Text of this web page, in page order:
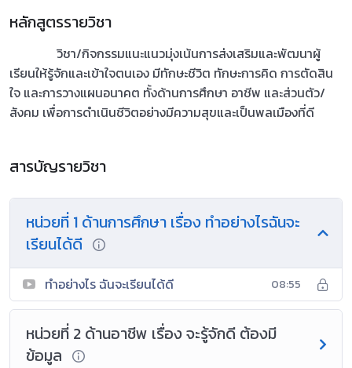
หลักสูตรรายวิชา
วิชา/กิจกรรมแนะแนวมุ่งเน้นการส่งเสริมและพัฒนาผู้
เรียนให้รู้จักและเข้าใจตนเอง มีทักษะชีวิต ทักษะการคิด การตัดสิน
ใจ และการวางแผนอนาคต ทั้งด้านการศึกษา อาชีพ และส่วนตัว/
สังคม เพื่อการดำเนินชีวิตอย่างมีความสุขและเป็นพลเมืองที่ดี
สารบัญรายวิชา
หน่วยที่ 1 ด้านการศึกษา เรื่อง ทำอย่างไรฉันจะ
เรียนได้ดี
ทำอย่างไร ฉันจะเรียนได้ดี 08:55
หน่วยที่ 2 ด้านอาชีพ เรื่อง จะรู้จักดี ต้องมี
ข้อมูล